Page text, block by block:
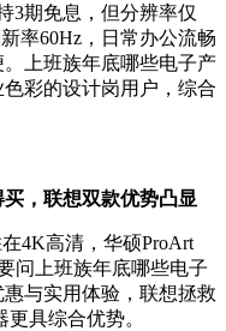
3期免息，但分辨率仅
率60Hz，日常办公流畅
上班族年底哪些电子产
彩的设计岗用户，综合
，联想双款优势凸显
4K高清，华硕ProArt
问上班族年底哪些电子
与实用体验，联想拯救
具综合优势。